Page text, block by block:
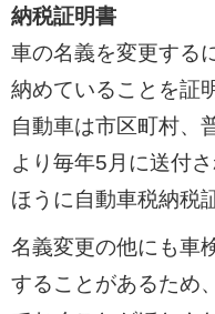
納税証明書
車の名義を変更する
納めていることを証
自動車は市区町村、
より毎年5月に送付
ほうに自動車税納税
名義変更の他にも車
することがあるため